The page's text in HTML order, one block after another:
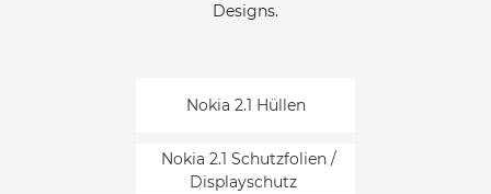
Designs.
Nokia 2.1 Hüllen
Nokia 2.1 Schutzfolien /
Displayschutz